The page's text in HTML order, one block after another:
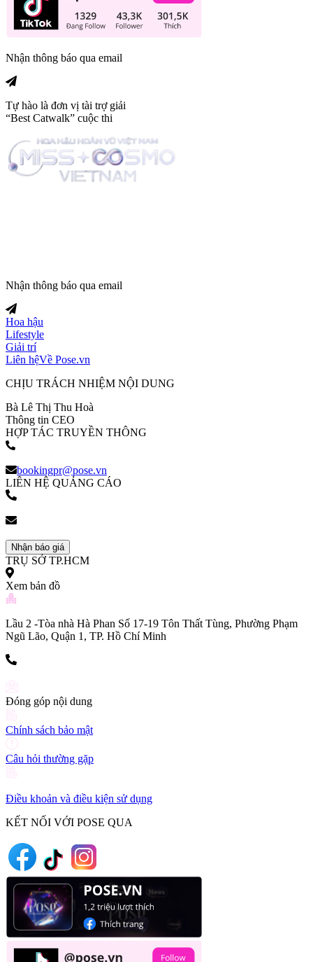
Nhận thông báo qua email
Tự hào là đơn vị tài trợ giải
“Best Catwalk” cuộc thi
Nhận thông báo qua email
Hoa hậu
Lifestyle
Giải trí
Liên hệVề Pose.vn
CHỊU TRÁCH NHIỆM NỘI DUNG
Bà Lê Thị Thu Hoà
Thông tin CEO
HỢP TÁC TRUYỀN THÔNG
bookingpr@pose.vn
LIÊN HỆ QUẢNG CÁO
Nhận báo giá
TRỤ SỞ TP.HCM
Xem bản đồ
Lầu 2 -Tòa nhà Hà Phan Số 17-19 Tôn Thất Tùng, Phường Phạm
Ngũ Lão, Quận 1, TP. Hồ Chí Minh
Đóng góp nội dung
Chính sách bảo mật
Câu hỏi thường gặp
Điều khoản và điều kiện sử dụng
KẾT NỐI VỚI POSE QUA